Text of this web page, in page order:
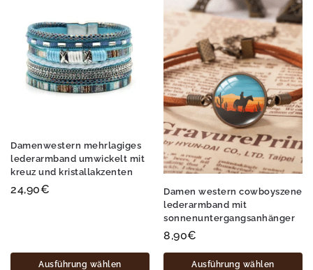
Damenwestern mehrlagiges
lederarmband umwickelt mit
kreuz und kristallakzenten
24,90€
Ausführung wählen
Damen western cowboyszene
lederarmband mit
sonnenuntergangsanhänger
8,90€
Ausführung wählen